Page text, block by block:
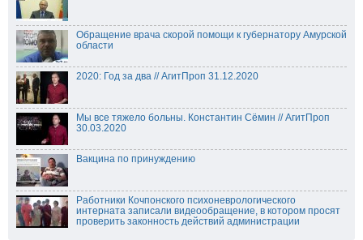
Обращение врача скорой помощи к губернатору Амурской
области
2020: Год за два // АгитПроп 31.12.2020
Мы все тяжело больны. Константин Сёмин // АгитПроп
30.03.2020
Вакцина по принуждению
Работники Кочпонского психоневрологического
интерната записали видеообращение, в котором просят
проверить законность действий администрации